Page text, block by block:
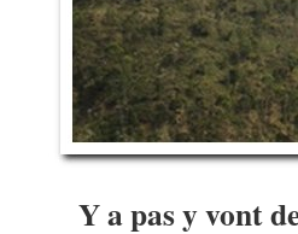
Y a pas y vont